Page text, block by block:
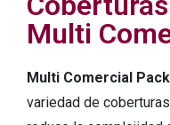
Multi
Multi Comercial
variedad de